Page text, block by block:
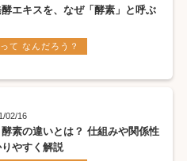
エキスを、なぜ「酵素」と呼ぶ
て なんだろう？
02/16
素の違いとは？ 仕組みや関係性
やすく解説